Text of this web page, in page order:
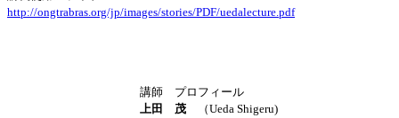
http://ongtrabras.org/jp/images/stories/PDF/uedalecture.pdf
講師 プロフィール
上田 茂 （Ueda Shigeru)